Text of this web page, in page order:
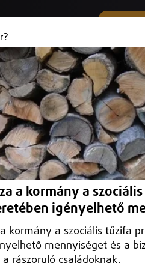
+36 (20) 316 3000
gyerekek
átlagos összege 2025-re
a kormány a
igényelhető
kormány a szociális tűzifa
mennyiséget és a
a rászoruló családoknak.